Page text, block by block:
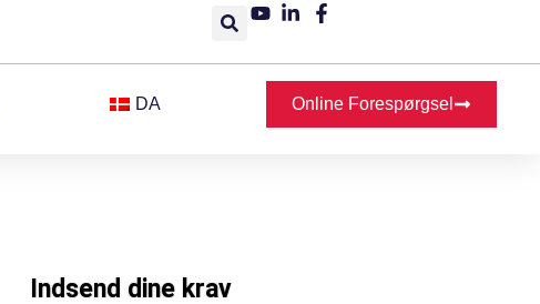
DA Online Forespørgsel
Indsend dine krav